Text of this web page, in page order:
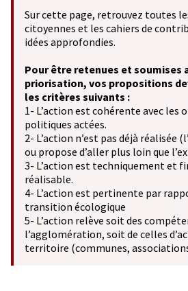
Sur cette page, retrouvez toutes
citoyennes et les cahiers de
idées approfondies.
Pour être retenues et soumises
priorisation, vos propositions
les critères suivants :
1- L’action est cohérente avec les
politiques actées.
2- L’action n’est pas déjà réalisée
ou propose d’aller plus loin que
3- L’action est techniquement et
réalisable.
4- L’action est pertinente par
transition écologique
5- L’action relève soit des
l’agglomération, soit de celles
territoire (communes,